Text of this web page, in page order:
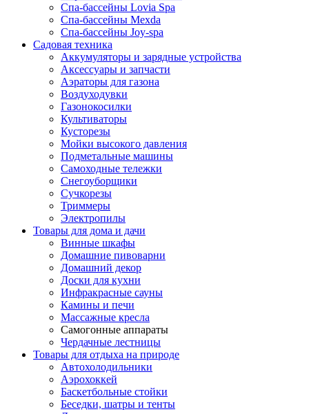
Спа-бассейны Lovia Spa
Спа-бассейны Mexda
Спа-бассейны Joy-spa
Садовая техника
Аккумуляторы и зарядные устройства
Аксессуары и запчасти
Аэраторы для газона
Воздуходувки
Газонокосилки
Культиваторы
Кусторезы
Мойки высокого давления
Подметальные машины
Самоходные тележки
Снегоуборщики
Сучкорезы
Триммеры
Электропилы
Товары для дома и дачи
Винные шкафы
Домашние пивоварни
Домашний декор
Доски для кухни
Инфракрасные сауны
Камины и печи
Массажные кресла
Самогонные аппараты
Чердачные лестницы
Товары для отдыха на природе
Автохолодильники
Аэрохоккей
Баскетбольные стойки
Беседки, шатры и тенты